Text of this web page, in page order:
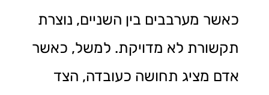
כאשר מערבבים בין השניים, נוצרת
תקשורת לא מדויקת. למשל, כאשר
אדם מציג תחושה כעובדה, הצד